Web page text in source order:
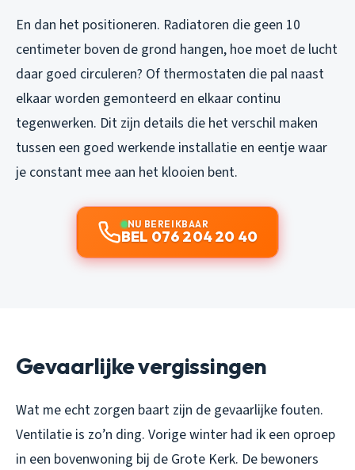
En dan het positioneren. Radiatoren die geen 10
centimeter boven de grond hangen, hoe moet de lucht
daar goed circuleren? Of thermostaten die pal naast
elkaar worden gemonteerd en elkaar continu
tegenwerken. Dit zijn details die het verschil maken
tussen een goed werkende installatie en eentje waar
je constant mee aan het klooien bent.
NU BEREIKBAAR
BEL 076 204 20 40
Gevaarlijke vergissingen
Wat me echt zorgen baart zijn de gevaarlijke fouten.
Ventilatie is zo’n ding. Vorige winter had ik een oproep
in een bovenwoning bij de Grote Kerk. De bewoners